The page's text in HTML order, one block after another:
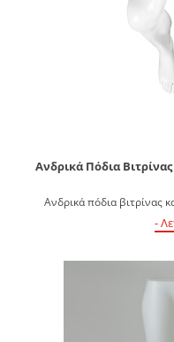
Ανδρικά Πόδια
Ανδρικά πόδια βιτρίνας
-